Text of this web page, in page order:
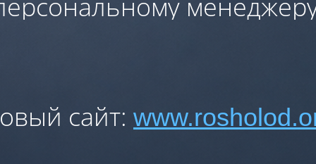
сайт: